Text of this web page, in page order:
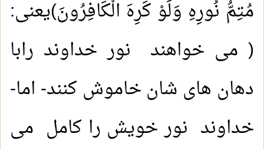
مُتِمُّ نُورِهِ وَلَوْ كَرِهَ الْكَافِرُونَ)يعنى:
( می خواهند نور خداوند رابا
دهان های شان خاموش کنند- اما-
خداوند نور خویش را کامل می